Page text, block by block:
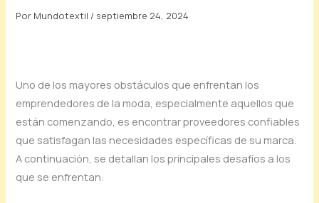
Por Mundotextil / septiembre 24, 2024
Uno de los mayores obstáculos que enfrentan los
emprendedores de la moda, especialmente aquellos que
están comenzando, es encontrar proveedores confiables
que satisfagan las necesidades específicas de su marca.
A continuación, se detallan los principales desafíos a los
que se enfrentan: